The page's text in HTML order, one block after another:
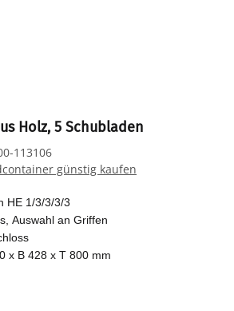
Holz, 5 Schubladen
113106
günstig kaufen
HE 1/3/3/3/3
Auswahl an Griffen
x B 428 x T 800 mm
Spanplatte